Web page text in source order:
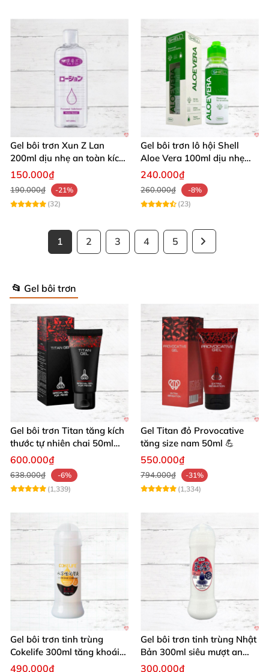
Gel bôi trơn Xun Z Lan
200ml dịu nhẹ an toàn kích
thích sảng khoái
150.000₫
190.000₫
-21%
(32)
Gel bôi trơn lô hội Shell
Aloe Vera 100ml dịu nhẹ
tăng khoái cảm
240.000₫
260.000₫
-8%
(23)
1 2 3 4 5
📂 Gel bôi trơn
Gel bôi trơn Titan tăng kích
thước tự nhiên chai 50ml
siêu mạnh
600.000₫
638.000₫
-6%
(1,339)
Gel Titan đỏ Provocative
tăng size nam 50ml 💪
550.000₫
794.000₫
-31%
(1,334)
Gel bôi trơn tinh trùng
Cokelife 300ml tăng khoái
cảm, an toàn
490.000₫
Gel bôi trơn tinh trùng Nhật
Bản 300ml siêu mượt an
toàn cho yêu
300.000₫